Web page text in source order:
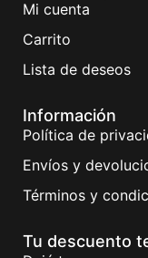
Mi cuenta
Carrito
Lista de deseos
Información
Política de
Envíos y
Términos y
Tu descuento